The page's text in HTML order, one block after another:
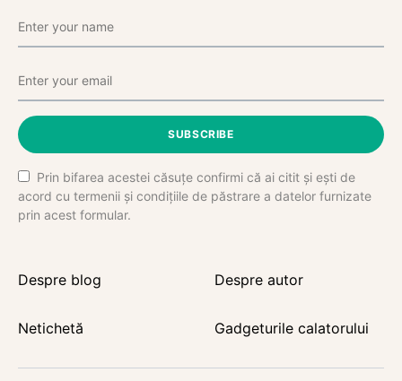
SUBSCRIBE
Prin bifarea acestei căsuțe confirmi că ai citit și ești de
acord cu termenii și condițiile de păstrare a datelor furnizate
prin acest formular.
Despre blog Despre autor
Netichetă Gadgeturile calatorului